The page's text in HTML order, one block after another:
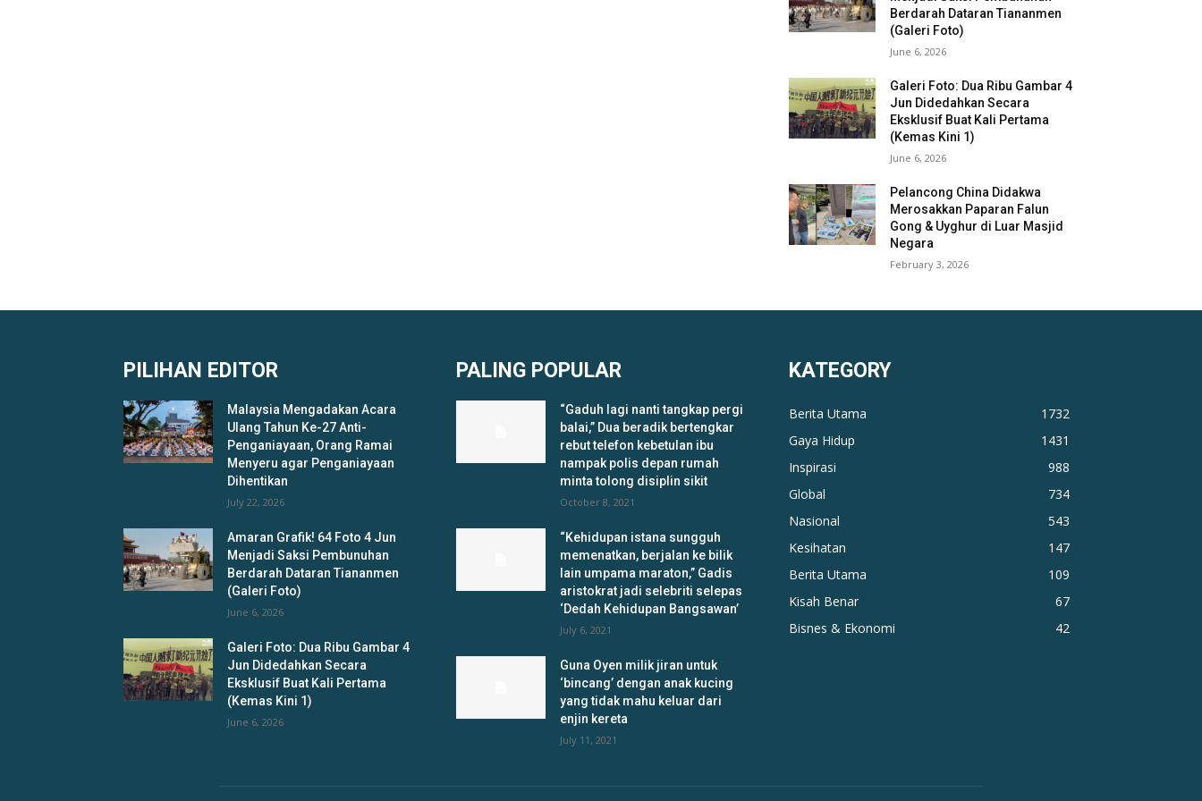
Berdarah Dataran Tiananmen
(Galeri Foto)
June 6, 2026
Galeri Foto: Dua Ribu Gambar 4
Jun Didedahkan Secara
Eksklusif Buat Kali Pertama
(Kemas Kini 1)
June 6, 2026
Pelancong China Didakwa
Merosakkan Paparan Falun
Gong & Uyghur di Luar Masjid
Negara
February 3, 2026
PILIHAN EDITOR
Malaysia Mengadakan Acara
Ulang Tahun Ke-27 Anti-
Penganiayaan, Orang Ramai
Menyeru agar Penganiayaan
Dihentikan
July 22, 2026
Amaran Grafik! 64 Foto 4 Jun
Menjadi Saksi Pembunuhan
Berdarah Dataran Tiananmen
(Galeri Foto)
June 6, 2026
Galeri Foto: Dua Ribu Gambar 4
Jun Didedahkan Secara
Eksklusif Buat Kali Pertama
(Kemas Kini 1)
June 6, 2026
PALING POPULAR
“Gaduh lagi nanti tangkap pergi
balai,” Dua beradik bertengkar
rebut telefon kebetulan ibu
nampak polis depan rumah
minta tolong disiplin sikit
October 8, 2021
“Kehidupan istana sungguh
memenatkan, berjalan ke bilik
lain umpama maraton,” Gadis
aristokrat jadi selebriti selepas
‘Dedah Kehidupan Bangsawan’
July 6, 2021
Guna Oyen milik jiran untuk
‘bincang’ dengan anak kucing
yang tidak mahu keluar dari
enjin kereta
July 11, 2021
KATEGORY
Berita Utama
1732
Gaya Hidup
1431
Inspirasi
988
Global
734
Nasional
543
Kesihatan
147
Berita Utama
109
Kisah Benar
67
Bisnes & Ekonomi
42